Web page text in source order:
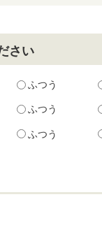
さい
ふつう
ふつう
ふつう